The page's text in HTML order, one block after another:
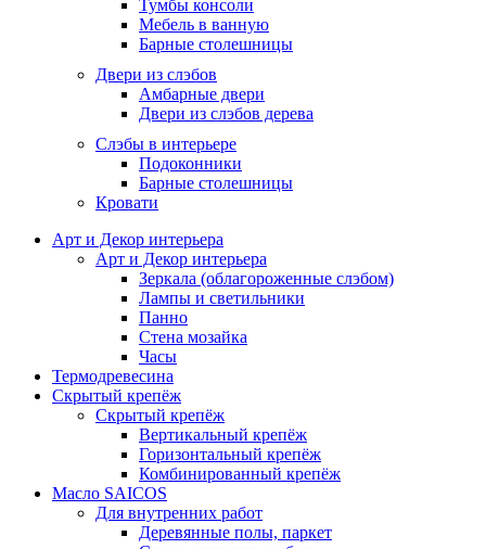
Тумбы консоли
Мебель в ванную
Барные столешницы
Двери из слэбов
Амбарные двери
Двери из слэбов дерева
Слэбы в интерьере
Подоконники
Барные столешницы
Кровати
Арт и Декор интерьера
Арт и Декор интерьера
Зеркала (облагороженные слэбом)
Лампы и светильники
Панно
Стена мозайка
Часы
Термодревесина
Скрытый крепёж
Скрытый крепёж
Вертикальный крепёж
Горизонтальный крепёж
Комбинированный крепёж
Масло SAICOS
Для внутренних работ
Деревянные полы, паркет